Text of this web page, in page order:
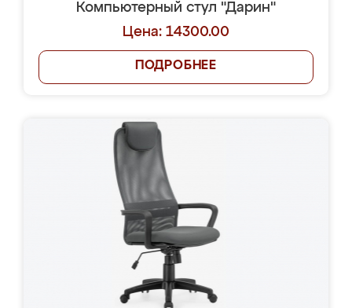
Компьютерный стул "Дарин"
Цена: 14300.00
ПОДРОБНЕЕ